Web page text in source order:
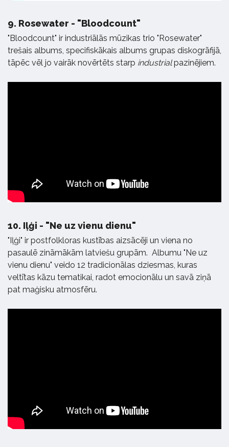
9. Rosewater - "Bloodcount"
"Bloodcount" ir industriālās mūzikas trio "Rosewater"
trešais albums, specifiskākais albums grupas diskogrāfijā,
tāpēc vēl jo vairāk novērtēts starp industrialpazinējiem.
10. Iļģi - "Ne uz vienu dienu"
"Iļģi" ir postfolkloras kustības aizsācēji un viena no
pasaulē zināmākām latviešu grupām. Albumu "Ne uz
vienu dienu" veido 12 tradicionālas dziesmas, kuras
veltītas kāzu tematikai, radot emocionālu un savā ziņā
pat maģisku atmosfēru.